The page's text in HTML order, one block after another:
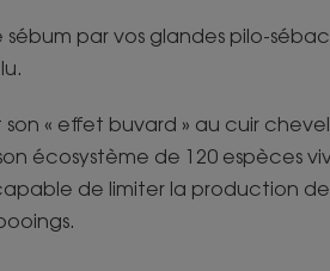
par vos glandes pilo-
« effet buvard » au cuir
écosystème de 120 espèces
de limiter la production